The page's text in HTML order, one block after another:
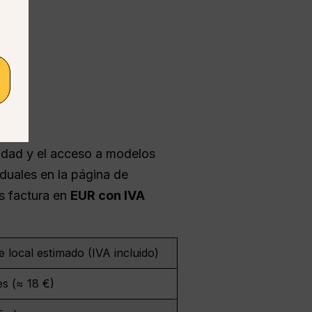
y el acceso a modelos
en la página de
factura en EUR con IVA
local estimado (IVA incluido)
(≈ 18 €)